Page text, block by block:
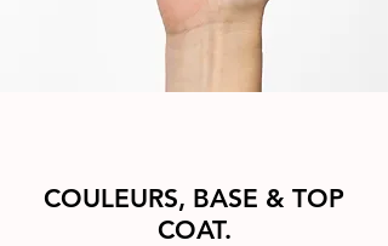
COULEURS, BASE & TOP
COAT.